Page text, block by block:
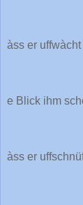
àss er uffwàcht
e Blick ihm
àss er